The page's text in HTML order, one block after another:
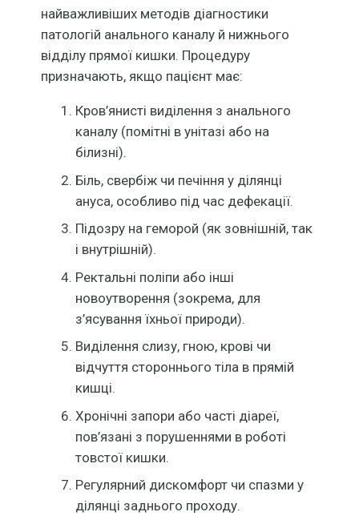
найважливіших методів діагностики
патологій анального каналу й нижнього
відділу прямої кишки. Процедуру
призначають, якщо пацієнт має:
Кров’янисті виділення з анального
каналу (помітні в унітазі або на
білизні).
Біль, свербіж чи печіння у ділянці
ануса, особливо під час дефекації.
Підозру на геморой (як зовнішній, так
і внутрішній).
Ректальні поліпи або інші
новоутворення (зокрема, для
з’ясування їхньої природи).
Виділення слизу, гною, крові чи
відчуття стороннього тіла в прямій
кишці.
Хронічні запори або часті діареї,
пов’язані з порушеннями в роботі
товстої кишки.
Регулярний дискомфорт чи спазми у
ділянці заднього проходу.